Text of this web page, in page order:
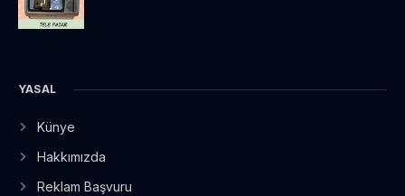
YASAL
Künye
Hakkımızda
Reklam Başvuru